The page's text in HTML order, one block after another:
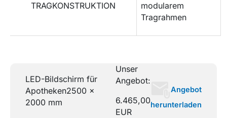
TRAGKONSTRUKTION
modularem
Tragrahmen
LED-Bildschirm für
Apotheken2500 x
2000 mm
Unser
Angebot:
6.465,00
EUR
Angebot
herunterladen